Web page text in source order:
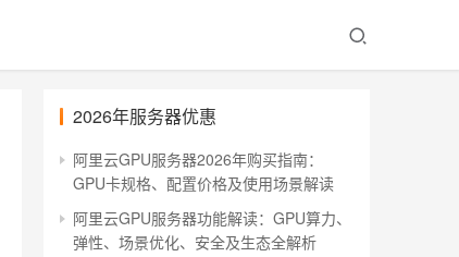
2026年服务器优惠
阿里云GPU服务器2026年购买指南：
GPU卡规格、配置价格及使用场景解读
阿里云GPU服务器功能解读：GPU算力、
弹性、场景优化、安全及生态全解析